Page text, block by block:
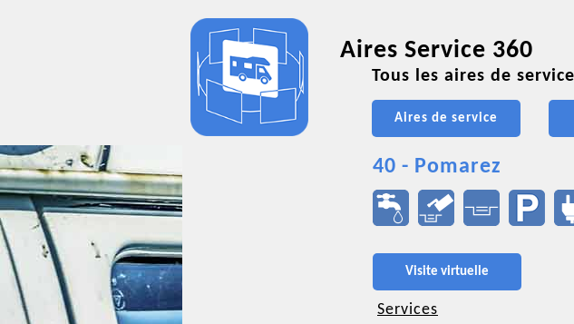
Aires Service 360
Tous les aires de
Aires de service
40 - Pomarez
Visite virtuelle
Services